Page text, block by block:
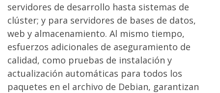
servidores de desarrollo hasta sistemas de
clúster; y para servidores de bases de datos,
web y almacenamiento. Al mismo tiempo,
esfuerzos adicionales de aseguramiento de
calidad, como pruebas de instalación y
actualización automáticas para todos los
paquetes en el archivo de Debian, garantizan